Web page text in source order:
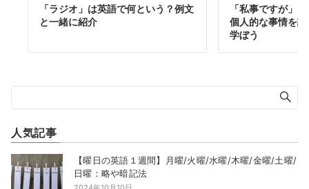
「ラジオ」は英語で何という？例文
と一緒に紹介
「私事ですが」
個人的な事情を
学ぼう
人気記事
【曜日の英語１週間】月曜/火曜/水曜/木曜/金曜/土曜/
日曜：略や暗記法